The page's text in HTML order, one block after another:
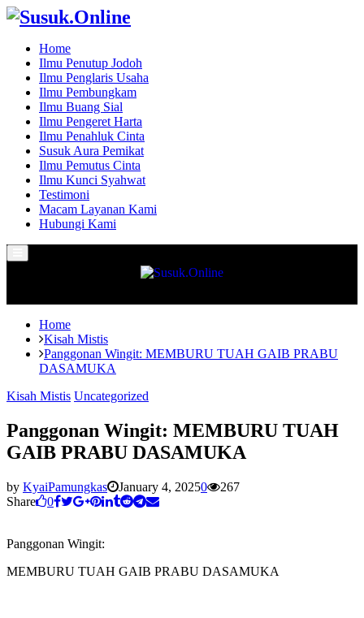
Home
Ilmu Penutup Jodoh
Ilmu Penglaris Usaha
Ilmu Pembungkam
Ilmu Buang Sial
Ilmu Pengeret Harta
Ilmu Penahluk Cinta
Susuk Aura Pemikat
Ilmu Pemutus Cinta
Ilmu Kunci Syahwat
Testimoni
Macam Layanan Kami
Hubungi Kami
Menu
Home
Kisah Mistis
Panggonan Wingit: MEMBURU TUAH GAIB PRABU
DASAMUKA
Kisah Mistis Uncategorized
Panggonan Wingit: MEMBURU TUAH
GAIB PRABU DASAMUKA
by KyaiPamungkas January 4, 20250
267
Share
0
Panggonan Wingit:
MEMBURU TUAH GAIB PRABU DASAMUKA